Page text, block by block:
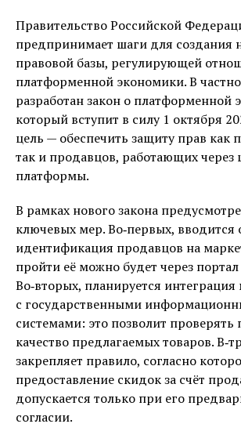
Правительство Российской
предпринимает шаги для создания
правовой базы, регулирующей
платформенной экономики. В
разработан закон о платформенной
который вступит в силу 1 октября
цель — обеспечить защиту прав как
так и продавцов, работающих
платформы.
В рамках нового закона
ключевых мер. Во‑первых, вводится
идентификация продавцов на
пройти её можно будет через портал
Во‑вторых, планируется интеграция
с государственными
системами: это позволит
качество предлагаемых товаров.
закрепляет правило, согласно
предоставление скидок за счёт
допускается только при его
согласии.